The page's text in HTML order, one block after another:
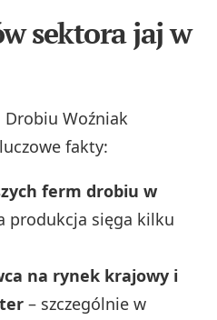
sektora jaj w
Drobiu Woźniak
fakty:
ferm drobiu w
produkcja sięga kilku
na rynek krajowy i
– szczególnie w